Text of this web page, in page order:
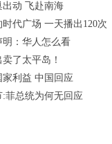
动 飞赴南海
代广场 一天播出120次
：华人怎么看
了太平岛！
利益 中国回应
菲总统为何无回应